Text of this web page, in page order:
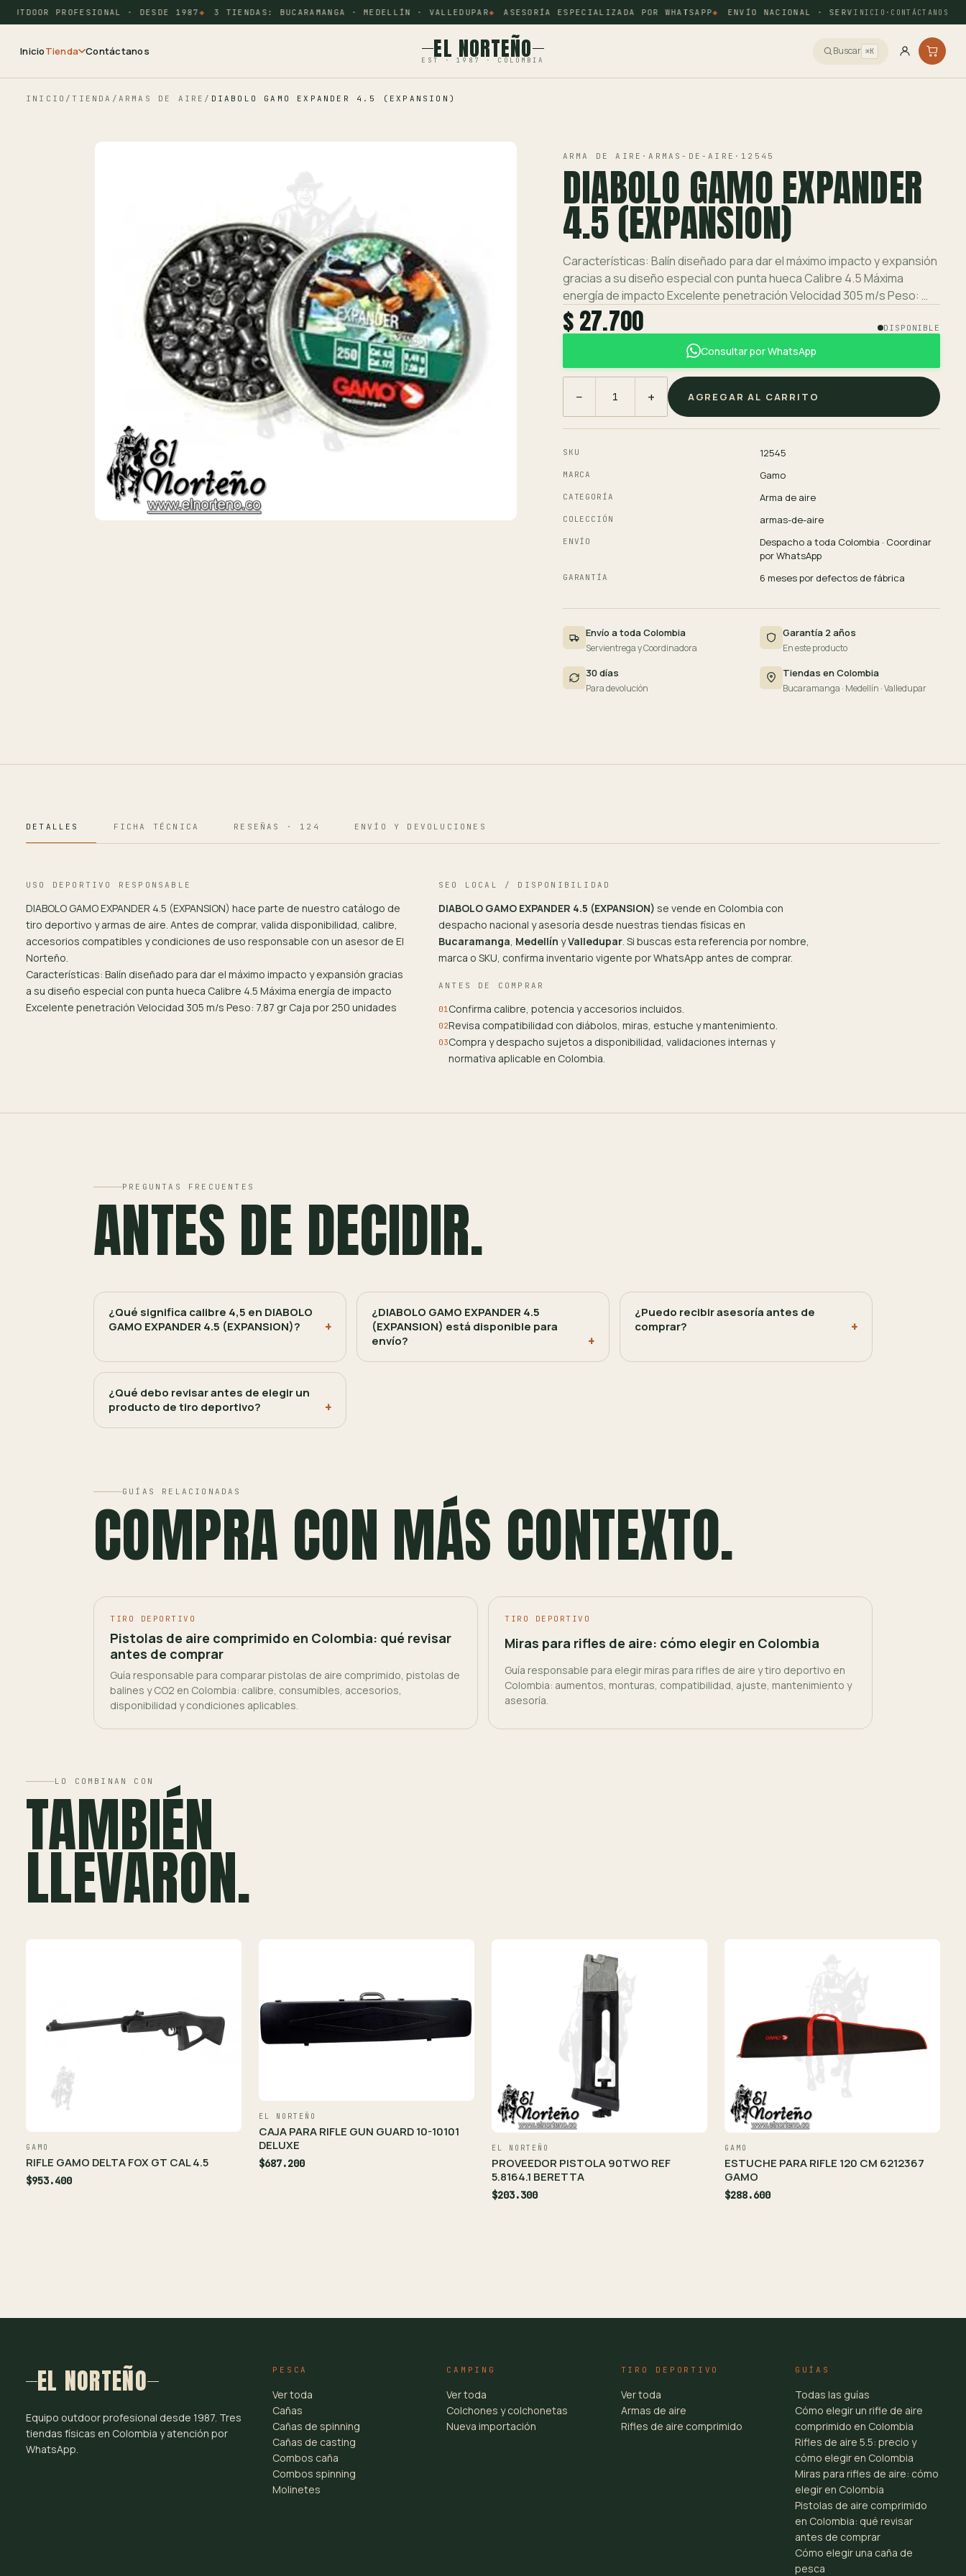
PROFESIONAL · DESDE 1987 3 TIENDAS: BUCARAMANGA · MEDELLÍN · VALLEDUPAR ASESORÍA ESPECIALIZADA POR WHATSAPP ENVÍO NACIONAL · SERVIENTREGA Y
INICIO · CONTÁCTANOS
InicioTienda Contáctanos EL NORTEÑO
EST · 1987 · COLOMBIA
Buscar ⌘K
INICIO / TIENDA / ARMAS DE AIRE / DIABOLO GAMO EXPANDER 4.5 (EXPANSION)
VISTA 1/1
ARMA DE AIRE ·ARMAS-DE-AIRE · 12545
DIABOLO GAMO EXPANDER
4.5 (EXPANSION)
Características: Balín diseñado para dar el máximo impacto y expansión
gracias a su diseño especial con punta hueca Calibre 4.5 Máxima
energía de impacto Excelente penetración Velocidad 305 m/s Peso: …
$ 27.700 DISPONIBLE
Consultar por WhatsApp
− + AGREGAR AL CARRITO
SKU 12545
MARCA Gamo
CATEGORÍA Arma de aire
COLECCIÓN armas-de-aire
ENVÍO
Despacho a toda Colombia · Coordinar
por WhatsApp
GARANTÍA 6 meses por defectos de fábrica
Envío a toda Colombia
Servientrega y Coordinadora
Garantía 2 años
En este producto
30 días
Para devolución
Tiendas en Colombia
Bucaramanga · Medellín · Valledupar
DETALLES FICHA TÉCNICA RESEÑAS · 124 ENVÍO Y DEVOLUCIONES
USO DEPORTIVO RESPONSABLE
DIABOLO GAMO EXPANDER 4.5 (EXPANSION) hace parte de nuestro catálogo de
tiro deportivo y armas de aire. Antes de comprar, valida disponibilidad, calibre,
accesorios compatibles y condiciones de uso responsable con un asesor de El
Norteño.
Características: Balín diseñado para dar el máximo impacto y expansión gracias
a su diseño especial con punta hueca Calibre 4.5 Máxima energía de impacto
Excelente penetración Velocidad 305 m/s Peso: 7.87 gr Caja por 250 unidades
SEO LOCAL / DISPONIBILIDAD
DIABOLO GAMO EXPANDER 4.5 (EXPANSION) se vende en Colombia con
despacho nacional y asesoría desde nuestras tiendas físicas en
Bucaramanga, Medellín yValledupar. Si buscas esta referencia por nombre,
marca o SKU, confirma inventario vigente por WhatsApp antes de comprar.
ANTES DE COMPRAR
01Confirma calibre, potencia y accesorios incluidos.
02Revisa compatibilidad con diábolos, miras, estuche y mantenimiento.
03Compra y despacho sujetos a disponibilidad, validaciones internas y
normativa aplicable en Colombia.
PREGUNTAS FRECUENTES
ANTES DE DECIDIR.
¿Qué significa calibre 4,5 en DIABOLO
GAMO EXPANDER 4.5 (EXPANSION)?
¿DIABOLO GAMO EXPANDER 4.5
(EXPANSION) está disponible para
envío?
¿Puedo recibir asesoría antes de
comprar?
¿Qué debo revisar antes de elegir un
producto de tiro deportivo?
GUÍAS RELACIONADAS
COMPRA CON MÁS CONTEXTO.
TIRO DEPORTIVO
Pistolas de aire comprimido en Colombia: qué revisar
antes de comprar
Guía responsable para comparar pistolas de aire comprimido, pistolas de
balines y CO2 en Colombia: calibre, consumibles, accesorios,
disponibilidad y condiciones aplicables.
TIRO DEPORTIVO
Miras para rifles de aire: cómo elegir en Colombia
Guía responsable para elegir miras para rifles de aire y tiro deportivo en
Colombia: aumentos, monturas, compatibilidad, ajuste, mantenimiento y
asesoría.
LO COMBINAN CON
TAMBIÉN
LLEVARON.
GAMO
RIFLE GAMO DELTA FOX GT CAL 4.5
$953.400
EL NORTEÑO
CAJA PARA RIFLE GUN GUARD 10-10101
DELUXE
$687.200
EL NORTEÑO
PROVEEDOR PISTOLA 90TWO REF
5.8164.1 BERETTA
$203.300
GAMO
ESTUCHE PARA RIFLE 120 CM 6212367
GAMO
$288.600
EL NORTEÑO
Equipo outdoor profesional desde 1987. Tres
tiendas físicas en Colombia y atención por
WhatsApp.
PESCA
Ver toda
Cañas
Cañas de spinning
Cañas de casting
Combos caña
Combos spinning
Molinetes
CAMPING
Ver toda
Colchones y colchonetas
Nueva importación
TIRO DEPORTIVO
Ver toda
Armas de aire
Rifles de aire comprimido
GUÍAS
Todas las guías
Cómo elegir un rifle de aire
comprimido en Colombia
Rifles de aire 5.5: precio y
cómo elegir en Colombia
Miras para rifles de aire: cómo
elegir en Colombia
Pistolas de aire comprimido
en Colombia: qué revisar
antes de comprar
Cómo elegir una caña de
pesca